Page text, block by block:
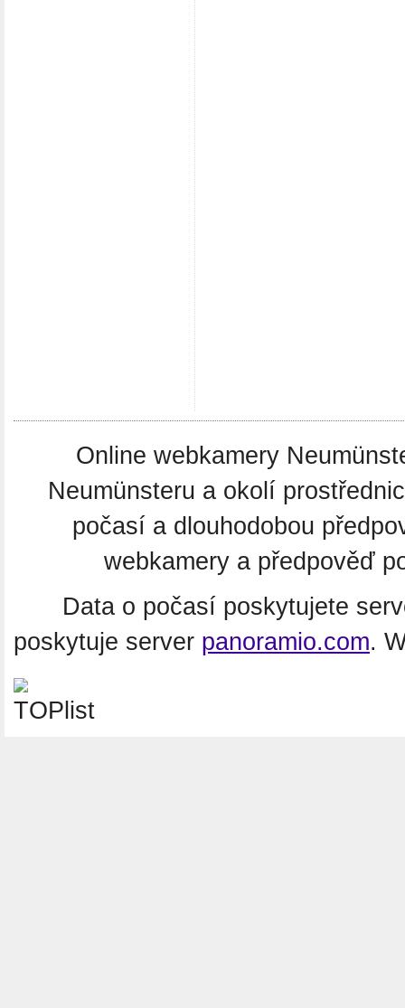
Online webkamery
Neumünsteru a okolí
počasí a dlouhodobou
webkamery a předpověď
Data o počasí poskytujete
poskytuje server panoramio.com.